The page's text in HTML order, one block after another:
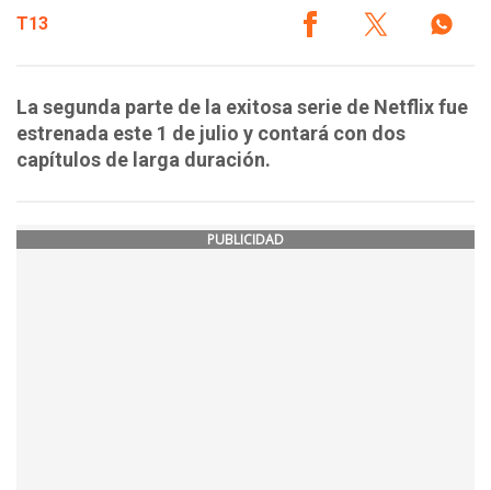
T13
La segunda parte de la exitosa serie de Netflix fue
estrenada este 1 de julio y contará con dos
capítulos de larga duración.
PUBLICIDAD